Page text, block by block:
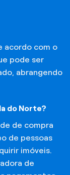
acordo com o
pode ser
abrangendo
do Norte?
de compra
de pessoas
imóveis.
de